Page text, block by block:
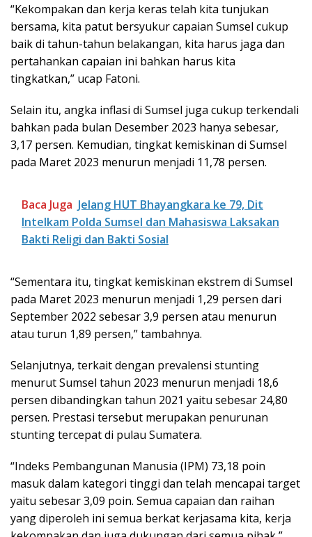
“Kekompakan dan kerja keras telah kita tunjukan
bersama, kita patut bersyukur capaian Sumsel cukup
baik di tahun-tahun belakangan, kita harus jaga dan
pertahankan capaian ini bahkan harus kita
tingkatkan,” ucap Fatoni.
Selain itu, angka inflasi di Sumsel juga cukup terkendali
bahkan pada bulan Desember 2023 hanya sebesar,
3,17 persen. Kemudian, tingkat kemiskinan di Sumsel
pada Maret 2023 menurun menjadi 11,78 persen.
Baca Juga Jelang HUT Bhayangkara ke 79, Dit
Intelkam Polda Sumsel dan Mahasiswa Laksakan
Bakti Religi dan Bakti Sosial
“Sementara itu, tingkat kemiskinan ekstrem di Sumsel
pada Maret 2023 menurun menjadi 1,29 persen dari
September 2022 sebesar 3,9 persen atau menurun
atau turun 1,89 persen,” tambahnya.
Selanjutnya, terkait dengan prevalensi stunting
menurut Sumsel tahun 2023 menurun menjadi 18,6
persen dibandingkan tahun 2021 yaitu sebesar 24,80
persen. Prestasi tersebut merupakan penurunan
stunting tercepat di pulau Sumatera.
“Indeks Pembangunan Manusia (IPM) 73,18 poin
masuk dalam kategori tinggi dan telah mencapai target
yaitu sebesar 3,09 poin. Semua capaian dan raihan
yang diperoleh ini semua berkat kerjasama kita, kerja